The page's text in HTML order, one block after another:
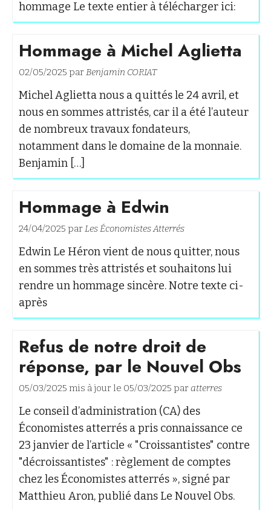
hommage Le texte entier à télécharger ici:
Hommage à Michel Aglietta
02/05/2025 parBenjamin CORIAT
Michel Aglietta nous a quittés le 24 avril, et
nous en sommes attristés, car il a été l’auteur
de nombreux travaux fondateurs,
notamment dans le domaine de la monnaie.
Benjamin […]
Hommage à Edwin
24/04/2025 parLes Économistes Atterrés
Edwin Le Héron vient de nous quitter, nous
en sommes très attristés et souhaitons lui
rendre un hommage sincère. Notre texte ci-
après
Refus de notre droit de
réponse, par le Nouvel Obs
05/03/2025 mis à jour le 05/03/2025 paratterres
Le conseil d’administration (CA) des
Économistes atterrés a pris connaissance ce
23 janvier de l’article « "Croissantistes" contre
"décroissantistes" : règlement de comptes
chez les Économistes atterrés », signé par
Matthieu Aron, publié dans Le Nouvel Obs.